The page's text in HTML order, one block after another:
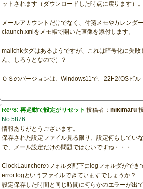
ットされます（ダウンロードした時点に戻ります）。
メールアカウントだけでなく、付箋メモやカレンダ
claunch.xmlをメモ帳で開いた画像を添付します。
mailchkタグはあるようですが、これは暗号化に失敗
ん、しろうとなので）？
ＯＳのバージョンは、Windows11で、22H2(OSビル
Re^8: 再起動で設定がリセット 投稿者： mikimaru
No.5876
情報ありがとうございます。
保存された設定ファイル見る限り、設定何もしてい
で、メール設定だけの問題ではないですね・・・
ClockLauncherのフォルダ配下にlogフォルダができ
error.logというファイルできていますでしょうか？
設定保存した時間と同じ時間に何らかのエラーが出